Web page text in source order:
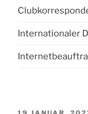
Internationaler